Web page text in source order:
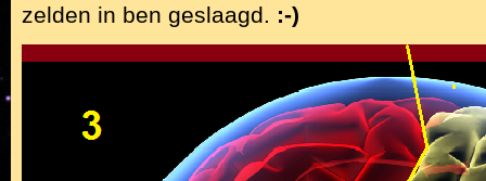
zelden in ben geslaagd. :-)